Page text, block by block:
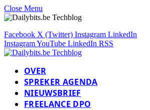
Close Menu
Facebook X (Twitter) Instagram LinkedIn
InstagramYouTube LinkedIn RSS
OVER
SPREKER AGENDA
NIEUWSBRIEF
FREELANCE DPO